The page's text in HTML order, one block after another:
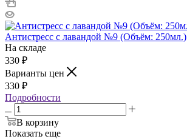
Антистресс с лавандой №9 (Объём: 250мл.)
На складе
330 ₽
Варианты цен
330 ₽
Подробности
В корзину
Показать еще